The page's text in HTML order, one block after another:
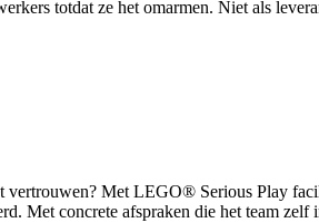
totdat ze het omarmen. Niet als
Met LEGO® Serious Play
Met concrete afspraken die het team zelf